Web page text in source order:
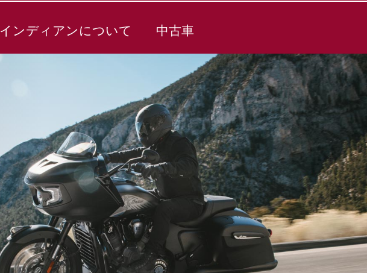
インディアンについて 中古車